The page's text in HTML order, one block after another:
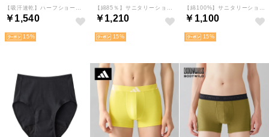
￥1,540
15
￥1,210
15
￥1,100
15